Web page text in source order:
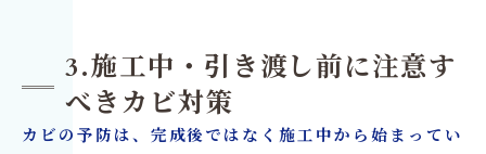
3.施工中・引き渡し前に注意す
べきカビ対策
カビの予防は、完成後ではなく施工中から始まってい